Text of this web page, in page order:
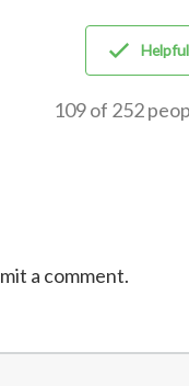
Helpful
109 of 252
a comment.